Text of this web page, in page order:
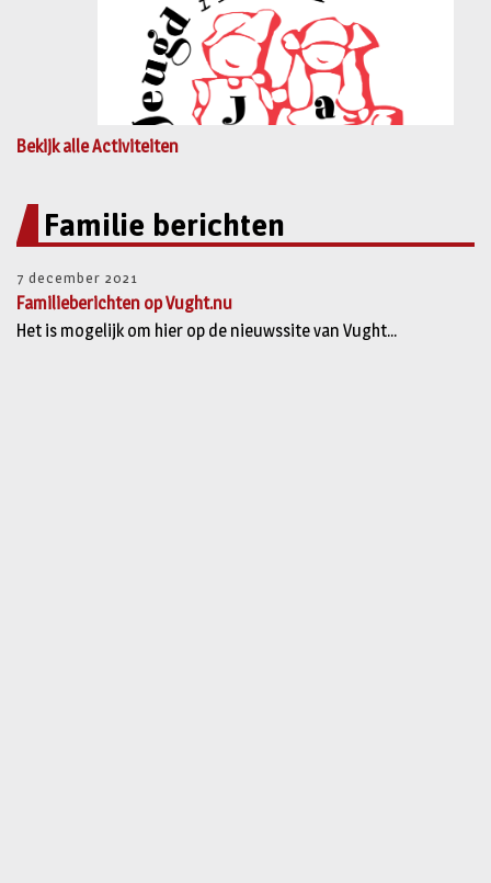
Bekijk alle Activiteiten
Familie berichten
7 december 2021
Familieberichten op Vught.nu
Het is mogelijk om hier op de nieuwssite van Vught...